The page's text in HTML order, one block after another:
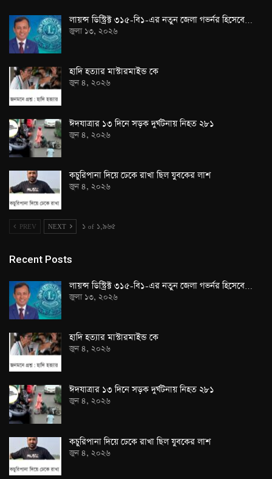
লায়ন্স ডিস্ট্রিক্ট ৩১৫-বি১-এর নতুন জেলা গভর্নর হিসেবে…
জুলা ১৩, ২০২৬
হাদি হত্যার মাস্টারমাইন্ড কে
জুন ৪, ২০২৬
ঈদযাত্রার ১৩ দিনে সড়ক দুর্ঘটনায় নিহত ২৮১
জুন ৪, ২০২৬
কচুরিপানা দিয়ে ঢেকে রাখা ছিল যুবকের লাশ
জুন ৪, ২০২৬
PREV NEXT ১ of ১,৯৬৫
Recent Posts
লায়ন্স ডিস্ট্রিক্ট ৩১৫-বি১-এর নতুন জেলা গভর্নর হিসেবে…
জুলা ১৩, ২০২৬
হাদি হত্যার মাস্টারমাইন্ড কে
জুন ৪, ২০২৬
ঈদযাত্রার ১৩ দিনে সড়ক দুর্ঘটনায় নিহত ২৮১
জুন ৪, ২০২৬
কচুরিপানা দিয়ে ঢেকে রাখা ছিল যুবকের লাশ
জুন ৪, ২০২৬